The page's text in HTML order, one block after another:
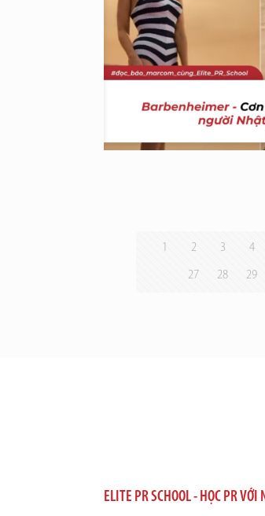
1 2 3 4
27 28 29
ELITE PR SCHOOL - HỌC PR